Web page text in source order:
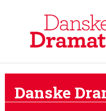
Danske